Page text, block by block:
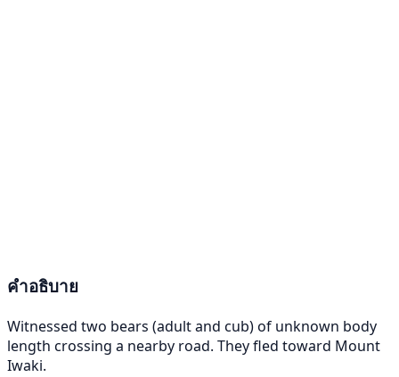
คำอธิบาย
Witnessed two bears (adult and cub) of unknown body
length crossing a nearby road. They fled toward Mount
Iwaki.